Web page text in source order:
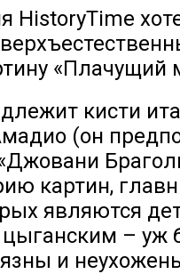
HistoryTime
«Плачущий
кисти
(он
картин,
являются
цыганским – уж
и